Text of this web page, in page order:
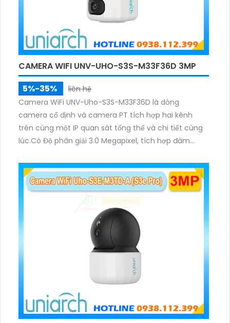
CAMERA WIFI UNV-UHO-S3S-M33F36D 3MP
5%-35%
liên hệ
Camera WiFi UNV-Uho-S3S-M33F36D là dòng
camera cố định và camera PT tích hợp hai kênh
trên cùng một IP quan sát tổng thể và chi tiết cùng
lúc.Có Độ phân giải 3.0 Megapixel, tích hợp đàm
sáng ấm lên đến 10m.